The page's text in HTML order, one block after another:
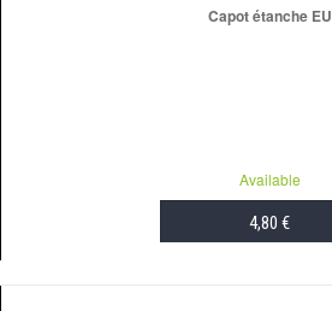
Capot étanche EU
Available
4,80 €